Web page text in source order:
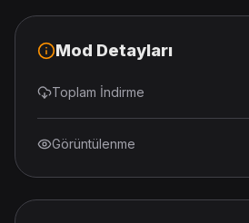
Mod Detayları
Toplam İndirme
Görüntülenme